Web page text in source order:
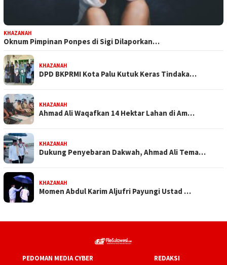
KHAZANAH
Oknum Pimpinan Ponpes di Sigi Dilaporkan…
KHAZANAH
DPD BKPRMI Kota Palu Kutuk Keras Tindaka…
KHAZANAH
Ahmad Ali Waqafkan 14 Hektar Lahan di Am…
KHAZANAH
Dukung Penyebaran Dakwah, Ahmad Ali Tema…
KHAZANAH
Momen Abdul Karim Aljufri Payungi Ustad …
PEDOMAN MEDIA CYBER REDAKSI